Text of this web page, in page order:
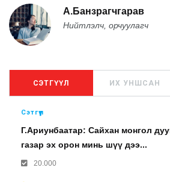
А.Банзрагчгарав
Нийтлэлч, орчуулагч
СЭТГҮҮЛ ИХ УНШСАН
Сэтгүүл
Г.Ариунбаатар: Сайхан монгол
газар эх орон минь шүү дээ...
20.000